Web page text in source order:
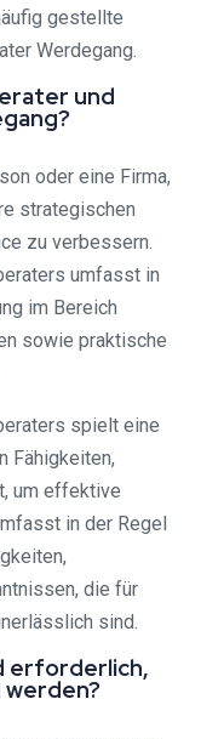
gestellte
Werdegang.
und
oder eine Firma,
strategischen
zu verbessern.
umfasst in
im Bereich
sowie praktische
spielt eine
Fähigkeiten,
um effektive
in der Regel
die für
sind.
erforderlich,